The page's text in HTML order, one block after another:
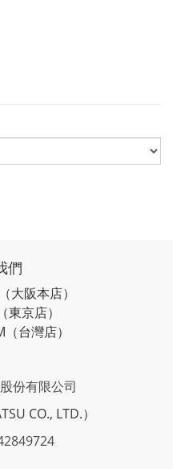
們
（大阪本店）
（東京店）
（台灣店）
份有限公司
CO., LTD.）